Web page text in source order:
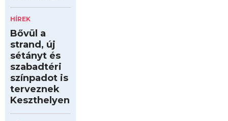
HÍREK
Bővül a
strand, új
sétányt és
szabadtéri
színpadot is
terveznek
Keszthelyen